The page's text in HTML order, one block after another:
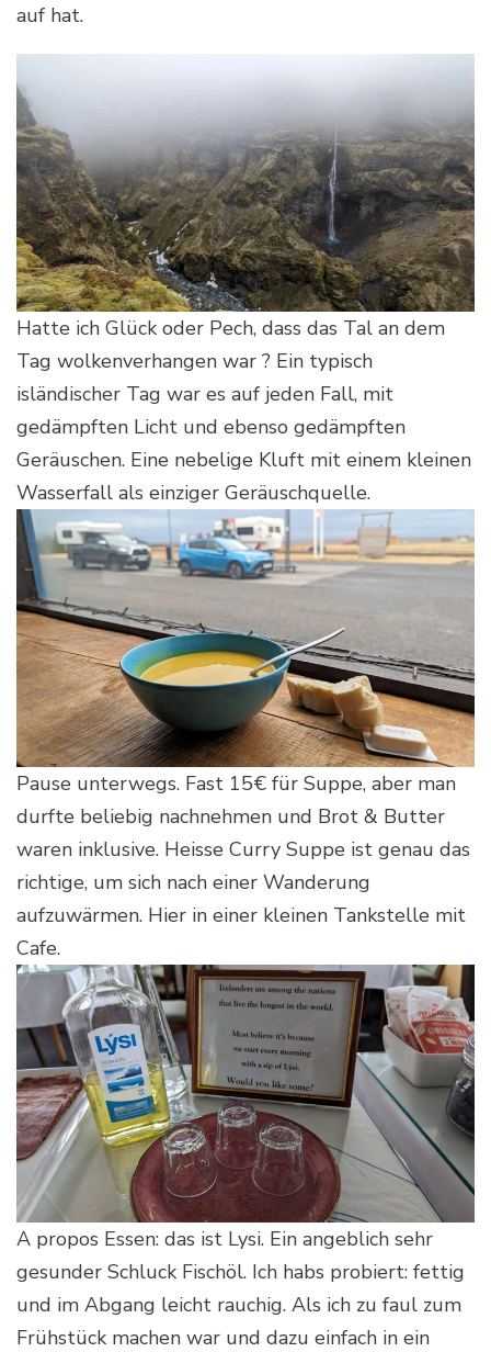
auf hat.
Hatte ich Glück oder Pech, dass das Tal an dem
Tag wolkenverhangen war ? Ein typisch
isländischer Tag war es auf jeden Fall, mit
gedämpften Licht und ebenso gedämpften
Geräuschen. Eine nebelige Kluft mit einem kleinen
Wasserfall als einziger Geräuschquelle.
Pause unterwegs. Fast 15€ für Suppe, aber man
durfte beliebig nachnehmen und Brot & Butter
waren inklusive. Heisse Curry Suppe ist genau das
richtige, um sich nach einer Wanderung
aufzuwärmen. Hier in einer kleinen Tankstelle mit
Cafe.
A propos Essen: das ist Lysi. Ein angeblich sehr
gesunder Schluck Fischöl. Ich habs probiert: fettig
und im Abgang leicht rauchig. Als ich zu faul zum
Frühstück machen war und dazu einfach in ein